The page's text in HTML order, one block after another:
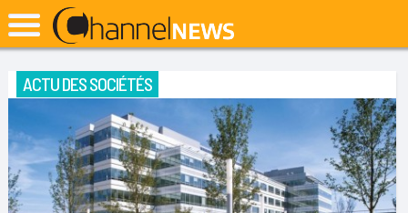
ACTU DES SOCIÉTÉS